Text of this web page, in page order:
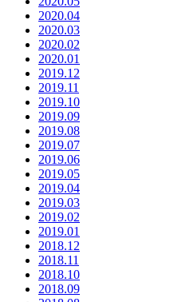
2020.04
2020.03
2020.02
2020.01
2019.12
2019.11
2019.10
2019.09
2019.08
2019.07
2019.06
2019.05
2019.04
2019.03
2019.02
2019.01
2018.12
2018.11
2018.10
2018.09